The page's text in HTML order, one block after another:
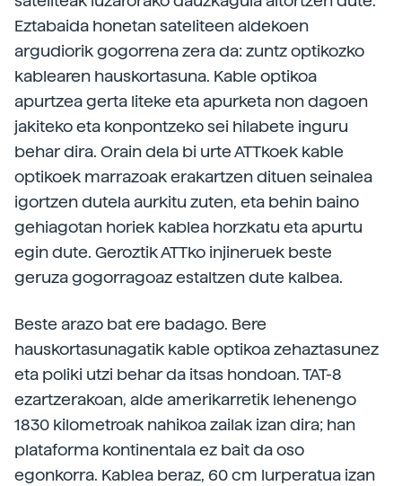
Eztabaida honetan sateliteen aldekoen
argudiorik gogorrena zera da: zuntz optikozko
kablearen hauskortasuna. Kable optikoa
apurtzea gerta liteke eta apurketa non dagoen
jakiteko eta konpontzeko sei hilabete inguru
behar dira. Orain dela bi urte ATTkoek kable
optikoek marrazoak erakartzen dituen seinalea
igortzen dutela aurkitu zuten, eta behin baino
gehiagotan horiek kablea horzkatu eta apurtu
egin dute. Geroztik ATTko injineruek beste
geruza gogorragoaz estaltzen dute kalbea.
Beste arazo bat ere badago. Bere
hauskortasunagatik kable optikoa zehaztasunez
eta poliki utzi behar da itsas hondoan. TAT-8
ezartzerakoan, alde amerikarretik lehenengo
1830 kilometroak nahikoa zailak izan dira; han
plataforma kontinentala ez bait da oso
egonkorra. Kablea beraz, 60 cm lurperatua izan